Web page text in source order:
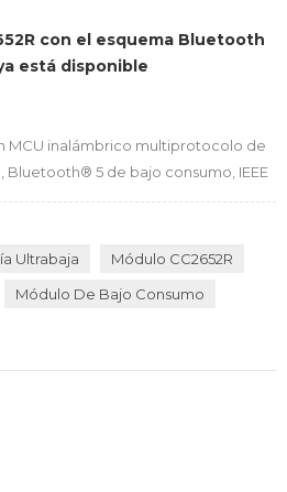
con el esquema Bluetooth
está disponible
MCU inalámbrico multiprotocolo de
Bluetooth® 5 de bajo consumo, IEEE
capacidad IPv6 (6LoWPAN), wi-
la pila Ti 15.4. El dispositivo
muy baja y una corriente de
Ultrabaja
Módulo CC2652R
Módulo De Bajo Consumo